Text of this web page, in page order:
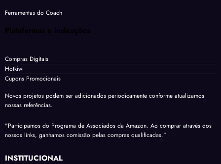
Ferramentas do Coach
Plataformas e indicações
Compras Digitais
Hotkiwi
Cupons Promocionais
Novos projetos podem ser adicionados periodicamente conforme atualizamos
nossas referências.
"Participamos do Programa de Associados da Amazon. Ao comprar através dos
nossos links, ganhamos comissão pelas compras qualificadas."
INSTITUCIONAL